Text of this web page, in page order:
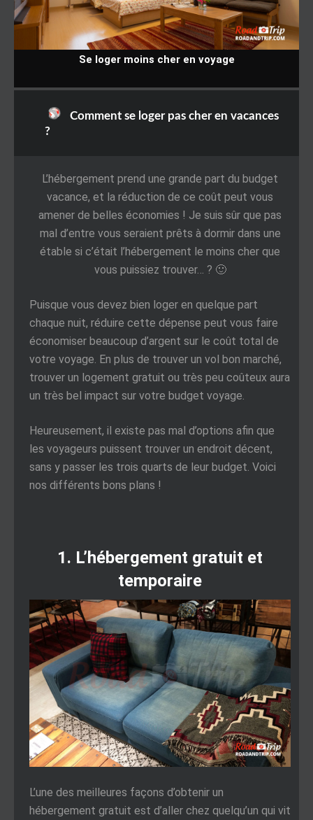
Se loger moins cher en voyage
Comment se loger pas cher en vacances
?
L’hébergement prend une grande part du budget
vacance, et la réduction de ce coût peut vous
amener de belles économies ! Je suis sûr que pas
mal d’entre vous seraient prêts à dormir dans une
étable si c’était l’hébergement le moins cher que
vous puissiez trouver… ? 🙂
Puisque vous devez bien loger en quelque part
chaque nuit, réduire cette dépense peut vous faire
économiser beaucoup d’argent sur le coût total de
votre voyage. En plus de trouver un vol bon marché,
trouver un logement gratuit ou très peu coûteux aura
un très bel impact sur votre budget voyage.
Heureusement, il existe pas mal d’options afin que
les voyageurs puissent trouver un endroit décent,
sans y passer les trois quarts de leur budget. Voici
nos différents bons plans !
1. L’hébergement gratuit et
temporaire
L’une des meilleures façons d’obtenir un
hébergement gratuit est d’aller chez quelqu’un qui vit